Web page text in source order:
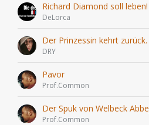
Richard Diamond soll leben!
DeLorca
Der Prinzessin kehrt
DRY
Pavor
Prof.Common
Der Spuk von Welbeck
Prof.Common